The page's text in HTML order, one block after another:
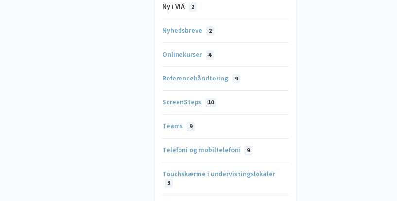
Ny i VIA 2
Nyhedsbreve 2
Onlinekurser 4
Referencehåndtering 9
ScreenSteps 10
Teams 9
Telefoni og mobiltelefoni 9
Touchskærme i undervisningslokaler
3